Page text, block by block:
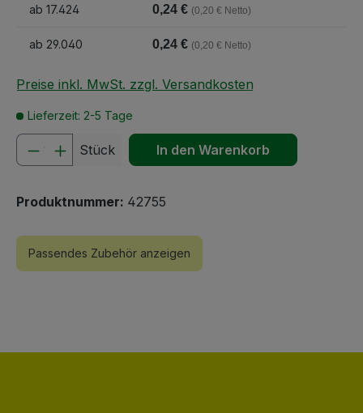
ab 17.424 0,24 € (0,20 € Netto)
ab 29.040 0,24 € (0,20 € Netto)
Preise inkl. MwSt. zzgl. Versandkosten
Lieferzeit: 2-5 Tage
Produkt Anzahl: Gib den gewünschten
Stück In den Warenkorb
Produktnummer: 42755
Passendes Zubehör anzeigen